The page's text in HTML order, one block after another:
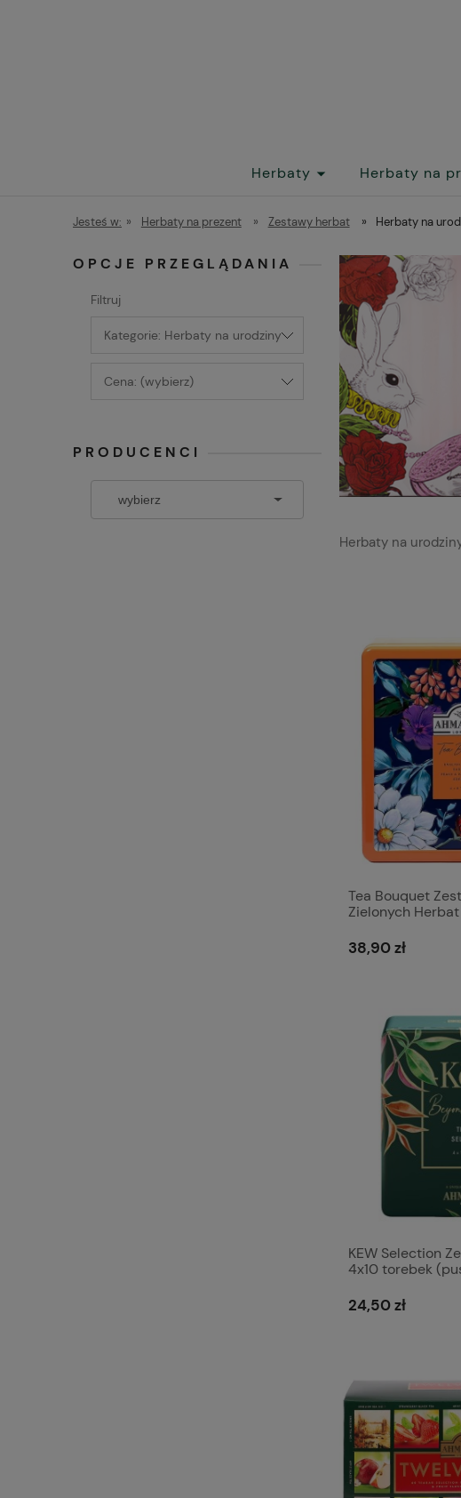
Herbaty Herbaty na
Jesteś w: » Herbaty na prezent » Zestawy herbat » Herbaty na
OPCJE PRZEGLĄDANIA
Filtruj
Kategorie: Herbaty na urodziny
Cena: (wybierz)
PRODUCENCI
Herbaty na
Tea Bouquet
Zielonych
38,90 zł
KEW Selection
4x10 torebek
24,50 zł